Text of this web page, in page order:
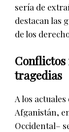
sería de
destacan las
de los
Conflictos
tragedias
A los
Afganistán,
Occidental–